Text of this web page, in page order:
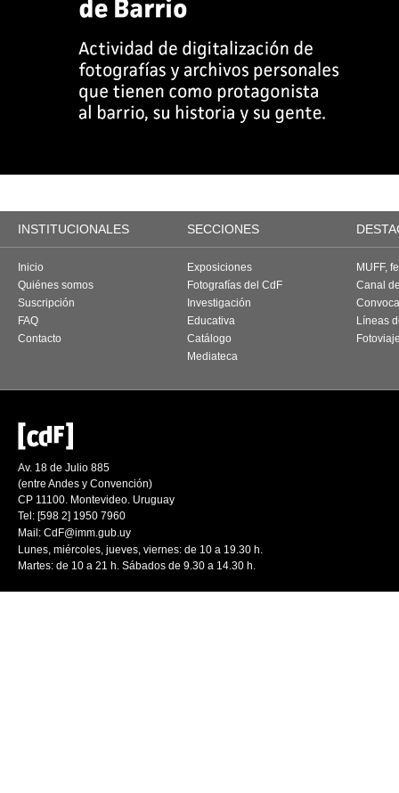
INSTITUCIONALES SECCIONES
Inicio
Quiénes somos
Suscripción
FAQ
Contacto
Exposiciones
Fotografías del CdF
Investigación
Educativa
Catálogo
Mediateca
MUFF,
Canal
Líneas
Av. 18 de Julio 885
(entre Andes y Convención)
CP 11100. Montevideo. Uruguay
Tel: [598 2] 1950 7960
Mail: CdF@imm.gub.uy
Lunes, miércoles, jueves, viernes: de 10 a 19.30 h.
Martes: de 10 a 21 h. Sábados de 9.30 a 14.30 h.